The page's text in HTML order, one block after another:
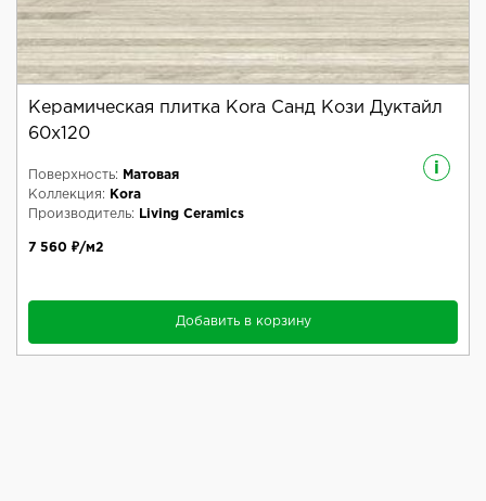
Керамическая плитка Kora Санд Кози Дуктайл
60x120
i
Поверхность:
Матовая
Коллекция:
Kora
Производитель:
Living Ceramics
7 560 ₽/м2
Добавить в корзину